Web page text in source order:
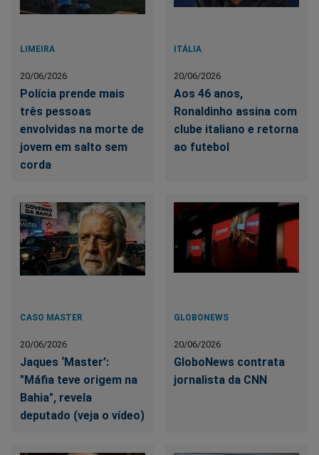
LIMEIRA
20/06/2026
Polícia prende mais
três pessoas
envolvidas na morte de
jovem em salto sem
corda
ITÁLIA
20/06/2026
Aos 46 anos,
Ronaldinho assina com
clube italiano e retorna
ao futebol
CASO MASTER
20/06/2026
Jaques ‘Master’:
"Máfia teve origem na
Bahia", revela
deputado (veja o vídeo)
GLOBONEWS
20/06/2026
GloboNews contrata
jornalista da CNN